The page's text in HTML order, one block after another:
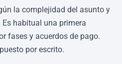
la complejidad del asunto y
Es habitual una primera
fases y acuerdos de pago.
por escrito.